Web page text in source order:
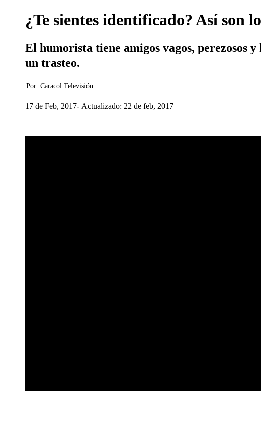
¿Te sientes identificado? Así son
El humorista tiene amigos vagos, perezosos
un trasteo.
Por: Caracol Televisión
17 de Feb, 2017 Actualizado: 22 de feb, 2017